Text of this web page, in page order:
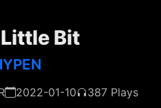
Bit
2022-01-10 387 Plays